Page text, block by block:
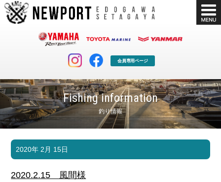
会員専用ページ
Fishing information
釣り情報
マリンクラブ
マリンライフを堪能したい！
ボート販売
ボート免許
長年の実績と信頼！
2020年 2月 15日
2020.2.15 風間様